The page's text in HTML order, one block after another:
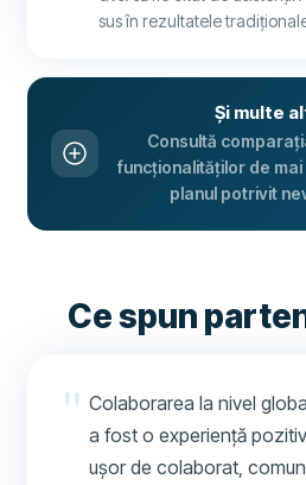
sus în rezultatele
Și multe
Consultă
funcționalităților de
planul potrivit
Ce spun
Colaborarea la nivel
a fost o experiență
ușor de colaborat,